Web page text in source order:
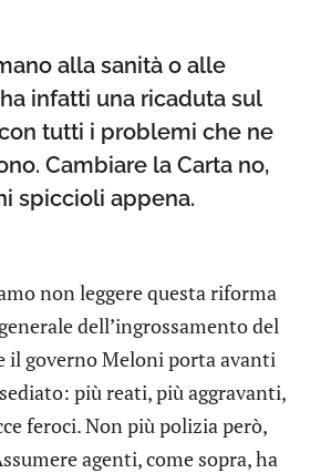
alla sanità o alle
infatti una ricaduta sul
tutti i problemi che ne
Cambiare la Carta no,
spiccioli appena.
non leggere questa riforma
dell’ingrossamento del
il governo Meloni porta avanti
più reati, più aggravanti,
feroci. Non più polizia però,
agenti, come sopra, ha